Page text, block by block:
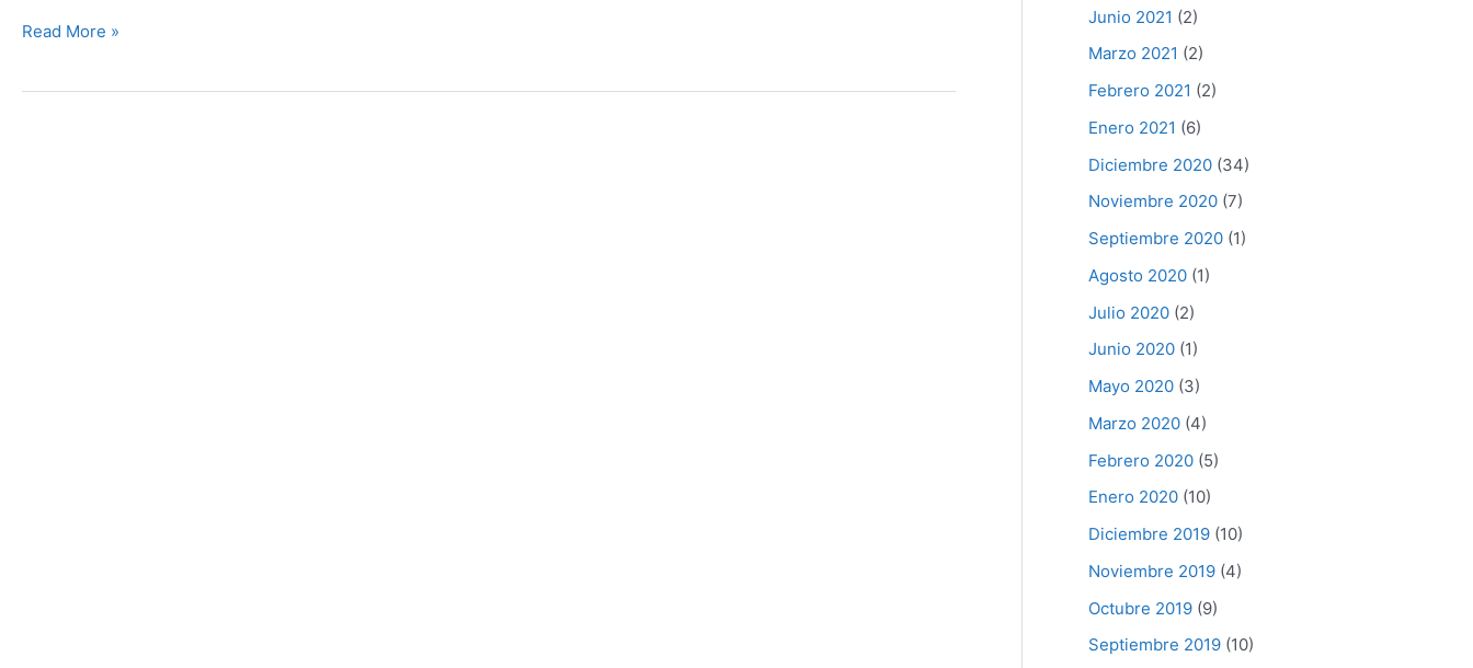
c
k
Read More »
Junio 2021 (2)
Marzo 2021 (2)
Febrero 2021 (2)
Enero 2021 (6)
Diciembre 2020(34)
Noviembre 2020(7)
Septiembre 2020(1)
Agosto 2020(1)
Julio 2020(2)
Junio 2020(1)
Mayo 2020(3)
Marzo 2020(4)
Febrero 2020(5)
Enero 2020(10)
Diciembre 2019(10)
Noviembre 2019(4)
Octubre 2019(9)
Septiembre 2019(10)